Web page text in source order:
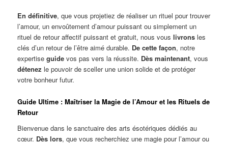
En définitive, que vous projetiez de réaliser un rituel pour trouver
l’amour, un envoûtement d’amour puissant ou simplement un
rituel de retour affectif puissant et gratuit, nous vouslivrons les
clés d’un retour de l’être aimé durable. De cette façon, notre
expertiseguide vos pas vers la réussite. Dès maintenant, vous
détenez le pouvoir de sceller une union solide et de protéger
votre bonheur futur.
Guide Ultime : Maîtriser la Magie de l’Amour et les Rituels de
Retour
Bienvenue dans le sanctuaire des arts ésotériques dédiés au
cœur. Dès lors, que vous recherchiez une magie pour l’amour ou